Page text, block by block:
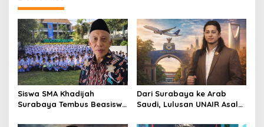
o
n
Siswa SMA Khadijah
Surabaya Tembus Beasiswa
Jalur Prestasi
Dari Surabaya ke Arab
Saudi, Lulusan UNAIR Asal
Kreatif Global